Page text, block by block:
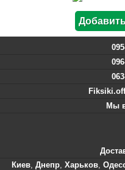
Мы
Киев, Днепр, Харьков,